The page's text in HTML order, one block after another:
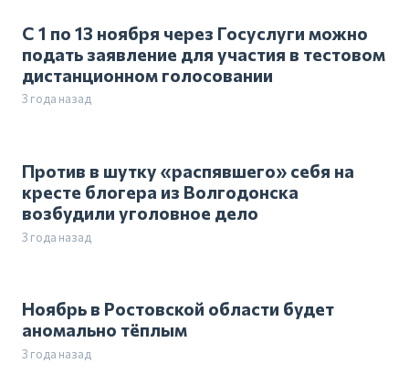
С 1 по 13 ноября через Госуслуги можно
подать заявление для участия в тестовом
дистанционном голосовании
3 года назад
Против в шутку «распявшего» себя на
кресте блогера из Волгодонска
возбудили уголовное дело
3 года назад
Ноябрь в Ростовской области будет
аномально тёплым
3 года назад